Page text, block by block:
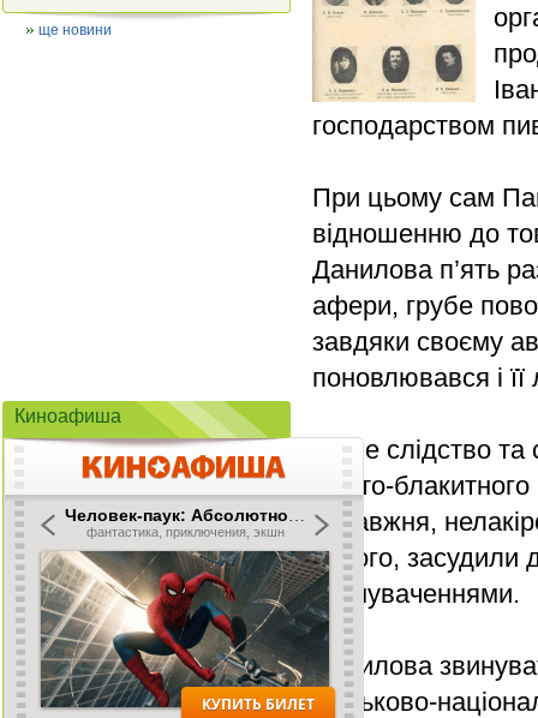
господарством
При цьому сам
відношенню до
Данилова п’ять
афери, грубе
завдяки своєму
поновлювався і
Лише слідство та
жовто-
справжня,
іншого, засудили
звинуваченнями.
Данилова
військово-
ще новини
Киноафиша